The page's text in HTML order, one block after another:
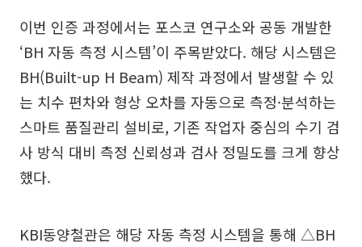
이번 인증 과정에서는 포스코 연구소와 공동 개발한
‘BH 자동 측정 시스템’이 주목받았다. 해당 시스템은
BH(Built-up H Beam) 제작 과정에서 발생할 수 있
는 치수 편차와 형상 오차를 자동으로 측정·분석하는
스마트 품질관리 설비로, 기존 작업자 중심의 수기 검
사 방식 대비 측정 신뢰성과 검사 정밀도를 크게 향상
했다.
KBI동양철관은 해당 자동 측정 시스템을 통해 △BH